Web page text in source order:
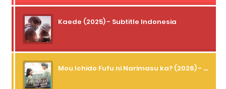
Kaede (2025) - Subtitle Indonesia
Mou Ichido Fufu ni Narimasu ka? (2026) - 01 Subtitle Indonesia